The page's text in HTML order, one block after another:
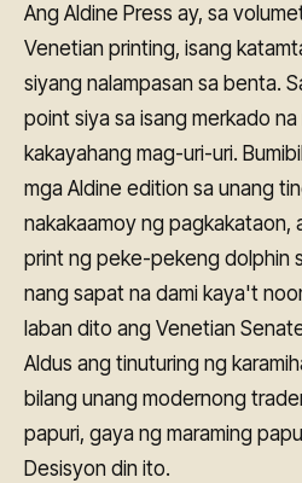
Ang Aldine Press ay, sa
Venetian printing, isang
siyang nalampasan sa benta.
point siya sa isang merkado
kakayahang mag-uri-uri.
mga Aldine edition sa unang
nakakaamoy ng pagkakataon,
print ng peke-pekeng dolphin
nang sapat na dami kaya't
laban dito ang Venetian
Aldus ang tinuturing ng
bilang unang modernong
papuri, gaya ng maraming
Desisyon din ito.